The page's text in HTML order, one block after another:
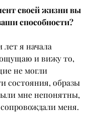
своей жизни вы
способности?
лет я начала
ощущаю и вижу то,
не могли
состояния, образы
мне непонятны,
меня.